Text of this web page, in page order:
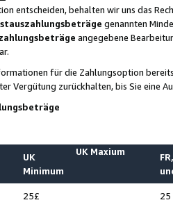
entscheiden, behalten wir uns das
genannten
angegebene
für die Zahlungsoption
Vergütung zurückhalten, bis Sie
UK
Minimum
UK Maxium
25£ 25